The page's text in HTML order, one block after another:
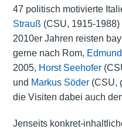
47 politisch motivierte
Strauß (CSU, 1915-
2010er Jahren reisten
gerne nach Rom,
2005, Horst Seehofer
und Markus Söder(CSU,
die Visiten dabei auch
Jenseits konkret-